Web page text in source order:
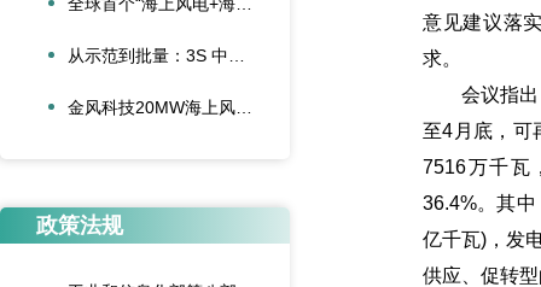
政策法规
意见建议落
求。
会议指出，
至4月底，可
7516万千瓦
36.4%。其
亿千瓦)，发
供应、促转